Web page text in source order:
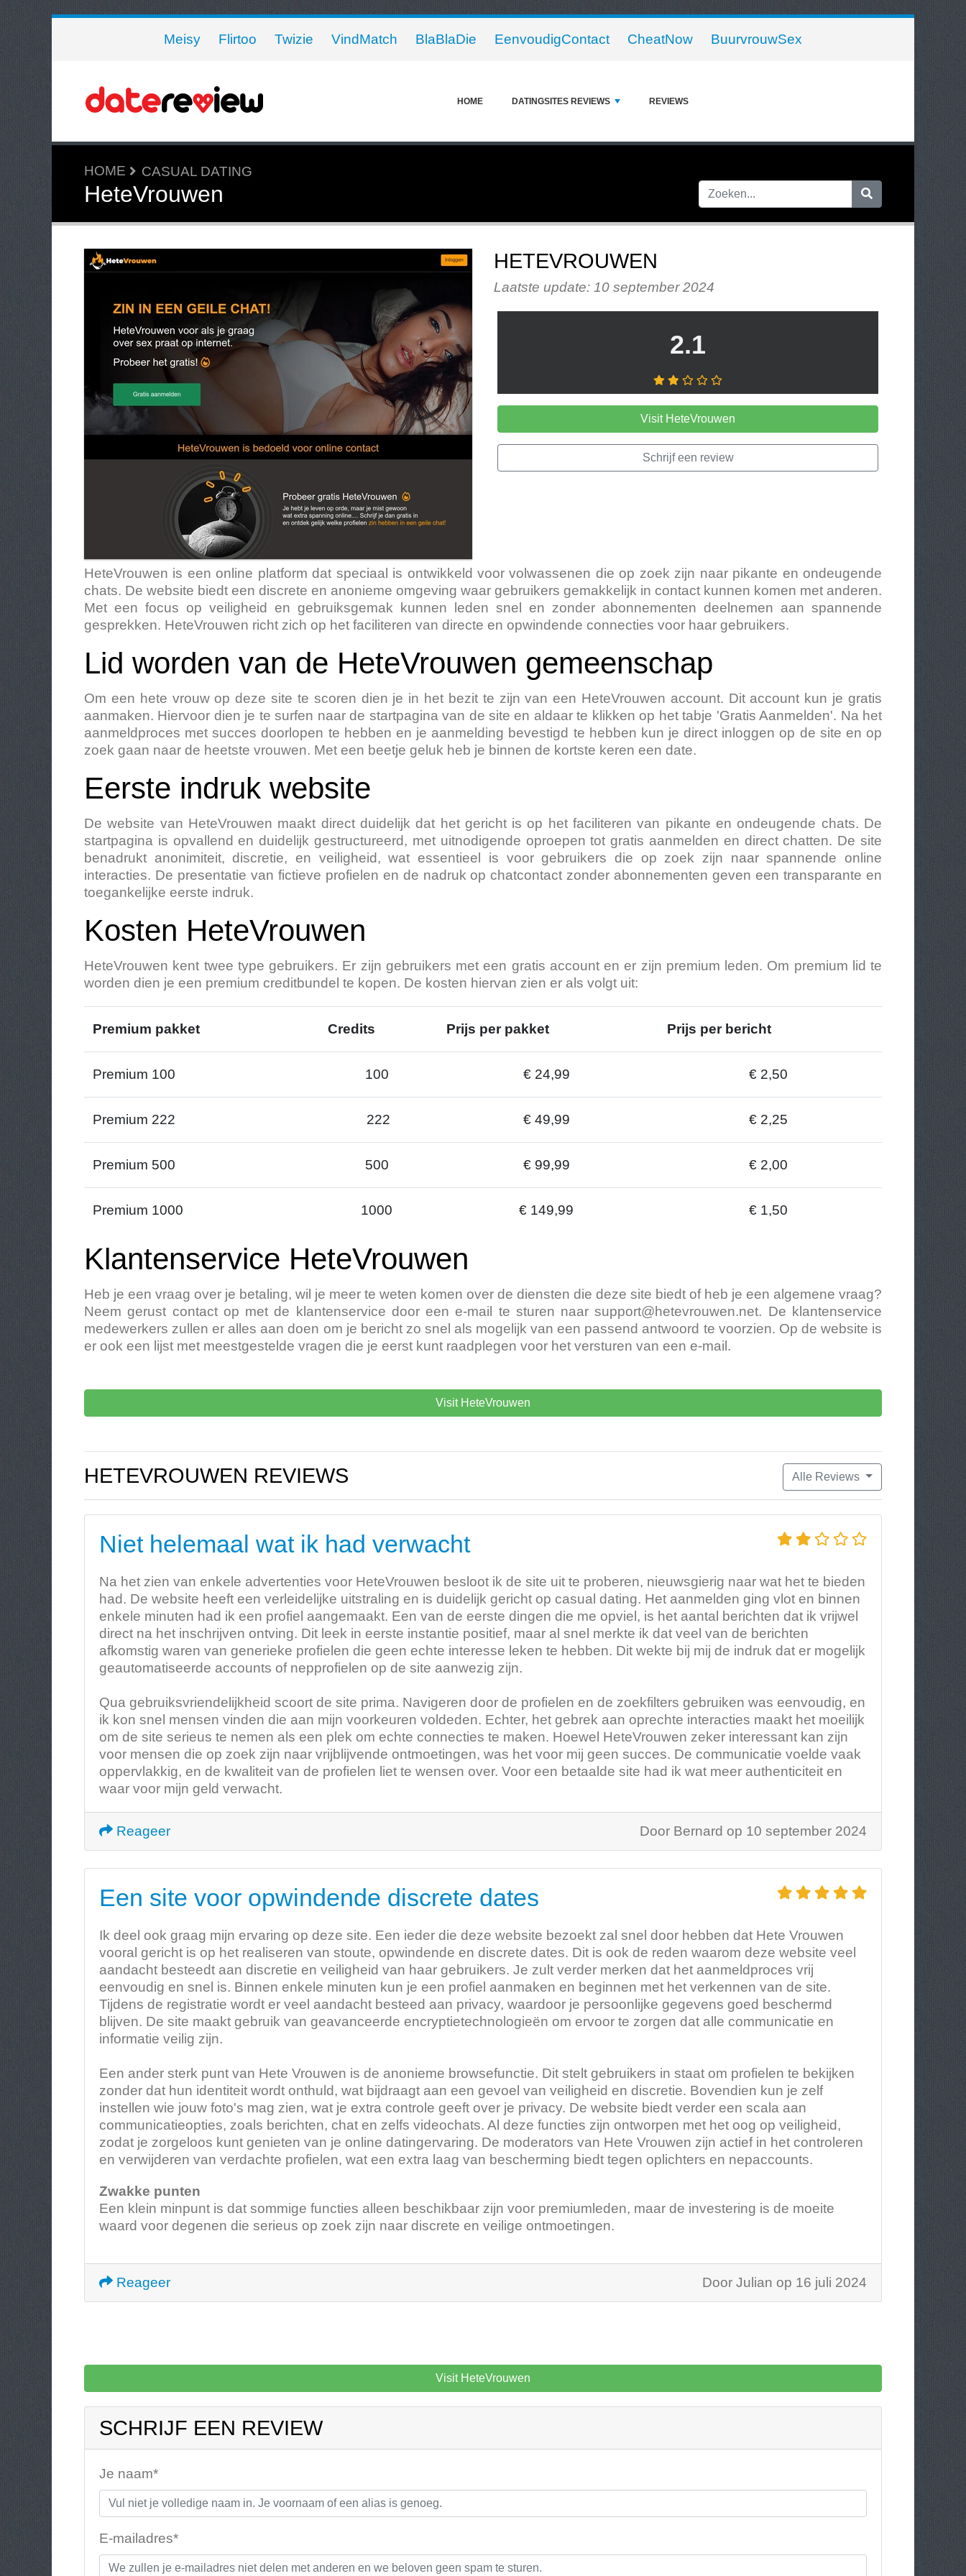
Meisy Flirtoo Twizie VindMatch BlaBlaDie EenvoudigContact CheatNow BuurvrouwSex
HOME DATINGSITES REVIEWS REVIEWS
HOME CASUAL DATING
HeteVrouwen
HETEVROUWEN
Laatste update: 10 september 2024
2.1
Visit HeteVrouwen
Schrijf een review
HeteVrouwen is een online platform dat speciaal is ontwikkeld voor volwassenen die op zoek zijn naar pikante en ondeugende
chats. De website biedt een discrete en anonieme omgeving waar gebruikers gemakkelijk in contact kunnen komen met anderen.
Met een focus op veiligheid en gebruiksgemak kunnen leden snel en zonder abonnementen deelnemen aan spannende
gesprekken. HeteVrouwen richt zich op het faciliteren van directe en opwindende connecties voor haar gebruikers.
Lid worden van de HeteVrouwen gemeenschap
Om een hete vrouw op deze site te scoren dien je in het bezit te zijn van een HeteVrouwen account. Dit account kun je gratis
aanmaken. Hiervoor dien je te surfen naar de startpagina van de site en aldaar te klikken op het tabje 'Gratis Aanmelden'. Na het
aanmeldproces met succes doorlopen te hebben en je aanmelding bevestigd te hebben kun je direct inloggen op de site en op
zoek gaan naar de heetste vrouwen. Met een beetje geluk heb je binnen de kortste keren een date.
Eerste indruk website
De website van HeteVrouwen maakt direct duidelijk dat het gericht is op het faciliteren van pikante en ondeugende chats. De
startpagina is opvallend en duidelijk gestructureerd, met uitnodigende oproepen tot gratis aanmelden en direct chatten. De site
benadrukt anonimiteit, discretie, en veiligheid, wat essentieel is voor gebruikers die op zoek zijn naar spannende online
interacties. De presentatie van fictieve profielen en de nadruk op chatcontact zonder abonnementen geven een transparante en
toegankelijke eerste indruk.
Kosten HeteVrouwen
HeteVrouwen kent twee type gebruikers. Er zijn gebruikers met een gratis account en er zijn premium leden. Om premium lid te
worden dien je een premium creditbundel te kopen. De kosten hiervan zien er als volgt uit:
Premium pakket Credits Prijs per pakket Prijs per bericht
Premium 100 100 € 24,99 € 2,50
Premium 222 222 € 49,99 € 2,25
Premium 500 500 € 99,99 € 2,00
Premium 1000 1000 € 149,99 € 1,50
Klantenservice HeteVrouwen
Heb je een vraag over je betaling, wil je meer te weten komen over de diensten die deze site biedt of heb je een algemene vraag?
Neem gerust contact op met de klantenservice door een e-mail te sturen naarsupport@hetevrouwen.net. De klantenservice
medewerkers zullen er alles aan doen om je bericht zo snel als mogelijk van een passend antwoord te voorzien. Op de website is
er ook een lijst met meestgestelde vragen die je eerst kunt raadplegen voor het versturen van een e-mail.
Visit HeteVrouwen
Alle Reviews
HETEVROUWEN REVIEWS
Niet helemaal wat ik had verwacht
Na het zien van enkele advertenties voor HeteVrouwen besloot ik de site uit te proberen, nieuwsgierig naar wat het te bieden
had. De website heeft een verleidelijke uitstraling en is duidelijk gericht op casual dating. Het aanmelden ging vlot en binnen
enkele minuten had ik een profiel aangemaakt. Een van de eerste dingen die me opviel, is het aantal berichten dat ik vrijwel
direct na het inschrijven ontving. Dit leek in eerste instantie positief, maar al snel merkte ik dat veel van de berichten
afkomstig waren van generieke profielen die geen echte interesse leken te hebben. Dit wekte bij mij de indruk dat er mogelijk
geautomatiseerde accounts of nepprofielen op de site aanwezig zijn.
Qua gebruiksvriendelijkheid scoort de site prima. Navigeren door de profielen en de zoekfilters gebruiken was eenvoudig, en
ik kon snel mensen vinden die aan mijn voorkeuren voldeden. Echter, het gebrek aan oprechte interacties maakt het moeilijk
om de site serieus te nemen als een plek om echte connecties te maken. Hoewel HeteVrouwen zeker interessant kan zijn
voor mensen die op zoek zijn naar vrijblijvende ontmoetingen, was het voor mij geen succes. De communicatie voelde vaak
oppervlakkig, en de kwaliteit van de profielen liet te wensen over. Voor een betaalde site had ik wat meer authenticiteit en
waar voor mijn geld verwacht.
Door Bernard op 10 september 2024
Reageer
Een site voor opwindende discrete dates
Ik deel ook graag mijn ervaring op deze site. Een ieder die deze website bezoekt zal snel door hebben dat Hete Vrouwen
vooral gericht is op het realiseren van stoute, opwindende en discrete dates. Dit is ook de reden waarom deze website veel
aandacht besteedt aan discretie en veiligheid van haar gebruikers. Je zult verder merken dat het aanmeldproces vrij
eenvoudig en snel is. Binnen enkele minuten kun je een profiel aanmaken en beginnen met het verkennen van de site.
Tijdens de registratie wordt er veel aandacht besteed aan privacy, waardoor je persoonlijke gegevens goed beschermd
blijven. De site maakt gebruik van geavanceerde encryptietechnologieën om ervoor te zorgen dat alle communicatie en
informatie veilig zijn.
Een ander sterk punt van Hete Vrouwen is de anonieme browsefunctie. Dit stelt gebruikers in staat om profielen te bekijken
zonder dat hun identiteit wordt onthuld, wat bijdraagt aan een gevoel van veiligheid en discretie. Bovendien kun je zelf
instellen wie jouw foto's mag zien, wat je extra controle geeft over je privacy. De website biedt verder een scala aan
communicatieopties, zoals berichten, chat en zelfs videochats. Al deze functies zijn ontworpen met het oog op veiligheid,
zodat je zorgeloos kunt genieten van je online datingervaring. De moderators van Hete Vrouwen zijn actief in het controleren
en verwijderen van verdachte profielen, wat een extra laag van bescherming biedt tegen oplichters en nepaccounts.
Zwakke punten
Een klein minpunt is dat sommige functies alleen beschikbaar zijn voor premiumleden, maar de investering is de moeite
waard voor degenen die serieus op zoek zijn naar discrete en veilige ontmoetingen.
Door Julian op 16 juli 2024
Reageer
Visit HeteVrouwen
SCHRIJF EEN REVIEW
Je naam*
E-mailadres*